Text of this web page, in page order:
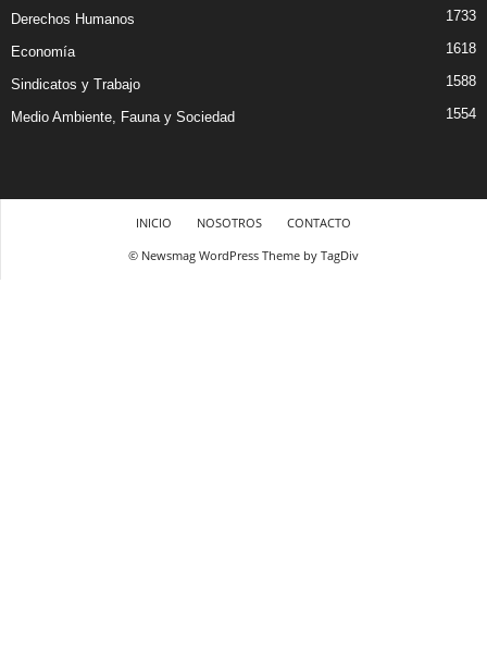
Derechos Humanos 1733
Economía 1618
Sindicatos y Trabajo 1588
Medio Ambiente, Fauna y Sociedad 1554
INICIO NOSOTROS
CONTACTO
© Newsmag WordPress Theme by TagDiv